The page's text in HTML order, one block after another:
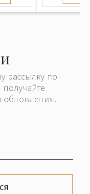
рассылку по
обновления.